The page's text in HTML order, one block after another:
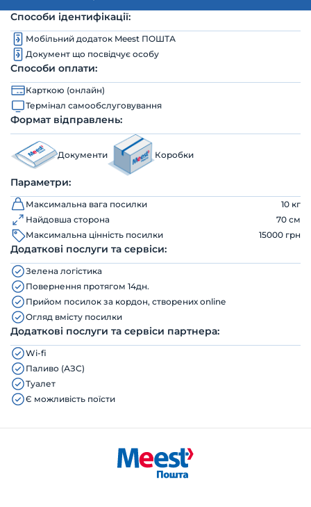
Способи ідентифікації:
Мобільний додаток Meest ПОШТА
Документ що посвідчує особу
Способи оплати:
Карткою (онлайн)
Термінал самообслуговування
Формат відправлень:
Документи Коробки
Параметри:
Максимальна вага посилки
10 кг
Найдовша сторона
70 см
Максимальна цінність посилки
15000 грн
Додаткові послуги та сервіси:
Зелена логістика
Повернення протягом 14дн.
Прийом посилок за кордон, створених online
Огляд вмісту посилки
Додаткові послуги та сервіси партнера:
Wi-fi
Паливо (АЗС)
Туалет
Є можливість поїсти